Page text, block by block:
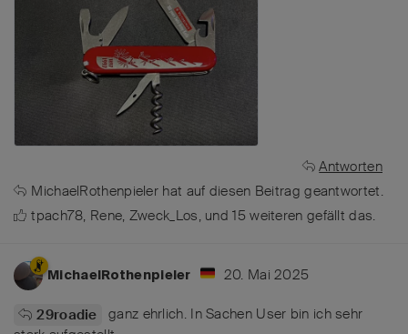
Antworten
MichaelRothenpieler hat auf diesen Beitrag geantwortet.
tpach78, Rene, Zweck_Los, und15 weiteren gefällt das.
MichaelRothenpieler 20. Mai 2025
29roadie
ganz ehrlich. In Sachen User bin ich sehr